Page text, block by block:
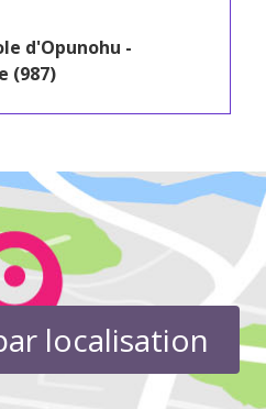
d'Opunohu -
(987)
localisation